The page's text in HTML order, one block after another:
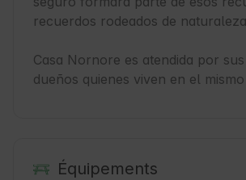
recuerdos rodeados de
Casa Nornore es atendida por
dueños quienes viven en el
Équipements